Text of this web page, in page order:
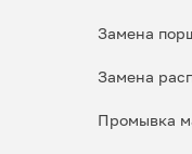
Замена
Замена
Промывка